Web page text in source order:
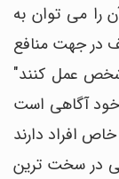
را می توان به
در جهت منافع
عمل کنند"
خود آگاهی است
افراد دارند
در سخت ترین